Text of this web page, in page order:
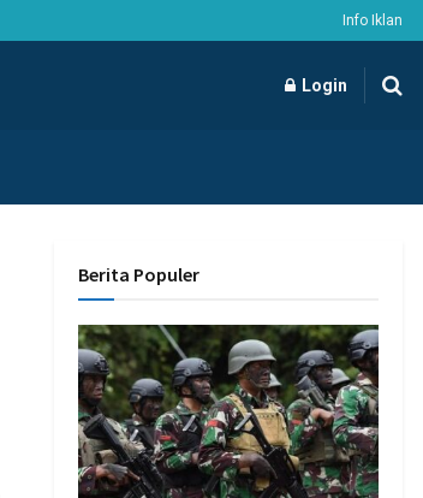
Info Iklan
Login
Berita Populer